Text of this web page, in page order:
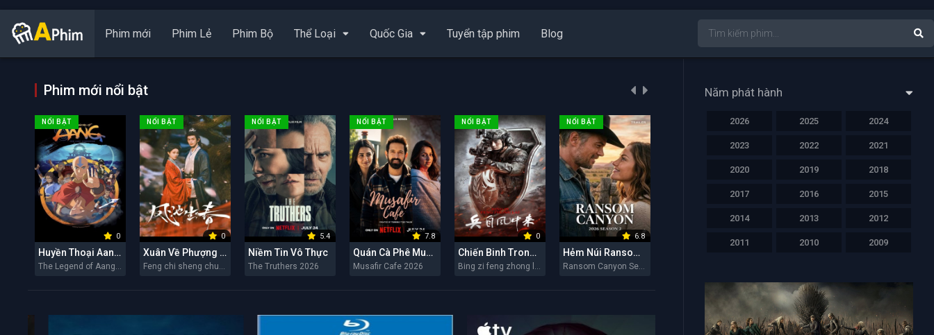
Phim mới Phim Lẻ Phim Bộ Thể Loại Quốc Gia Tuyển tập phim Blog
Phim mới nổi bật
0
NỔI BẬT
Huyền Thoại Aang: Tiết Khí Sư Cuối Cùng
The Legend of Aang: The Last Airbender 2026
0
NỔI BẬT
Xuân Về Phượng Trì
Feng chi sheng chun 2026
5.4
NỔI BẬT
Niềm Tin Vô Thực
The Truthers 2026
7.8
NỔI BẬT
Quán Cà Phê Musafir
Musafir Cafe 2026
0
NỔI BẬT
Chiến Binh Trong Gió
Bing zi feng zhong lai 2026
6.8
NỔI BẬT
Hẻm Núi Ransom (Mùa 2)
Ransom Canyon Season 2 2026
NỔI BẬT NỔI BẬT
Năm phát hành
2026 2025 2024
2023 2022 2021
2020 2019 2018
2017 2016 2015
2014 2013 2012
2011 2010 2009